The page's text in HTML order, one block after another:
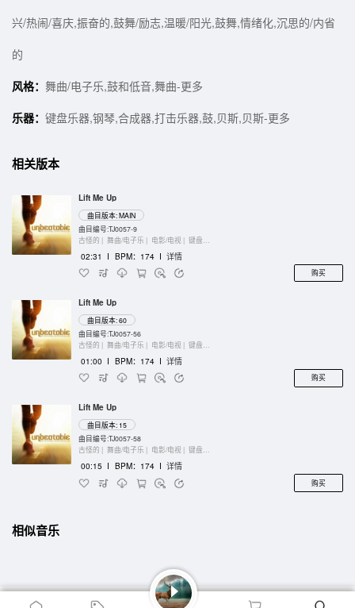
兴/热闹/喜庆,振奋的,鼓舞/励志,温暖/阳光,鼓舞,情绪化,沉思的/内省
的
风格： 舞曲/电子乐,鼓和低音,舞曲-更多
乐器： 键盘乐器,钢琴,合成器,打击乐器,鼓,贝斯,贝斯-更多
相关版本
Lift Me Up
曲目版本: MAIN
曲目编号:TJ0057-9
古怪的 | 舞曲/电子乐 | 电影/电视 | 键盘乐器
02:31 I BPM：174 I 详情
购买
Lift Me Up
曲目版本: 60
曲目编号:TJ0057-56
古怪的 | 舞曲/电子乐 | 电影/电视 | 键盘乐器
01:00 I BPM：174 I 详情
购买
Lift Me Up
曲目版本: 15
曲目编号:TJ0057-58
古怪的 | 舞曲/电子乐 | 电影/电视 | 键盘乐器
00:15 I BPM：174 I 详情
购买
相似音乐